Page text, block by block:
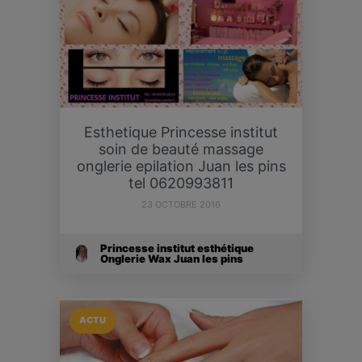
Esthetique Princesse institut
soin de beauté massage
onglerie epilation Juan les pins
tel 0620993811
23 OCTOBRE 2016
Princesse institut esthétique
Onglerie Wax Juan les pins
ACTU